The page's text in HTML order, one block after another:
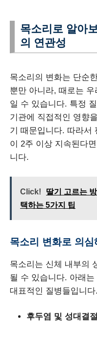
목소리로 알아
의 연관성
목소리의 변화는 단순
뿐만 아니라, 때로는
일 수 있습니다. 특정
기관에 직접적인 영향
기 때문입니다. 따라서
이 2주 이상 지속된다
니다.
Click!
딸기 고르는
택하는 5가지 팁
목소리 변화로 의
목소리는 신체 내부의
될 수 있습니다. 아래
대표적인 질병들입니다.
후두염 및 성대결절